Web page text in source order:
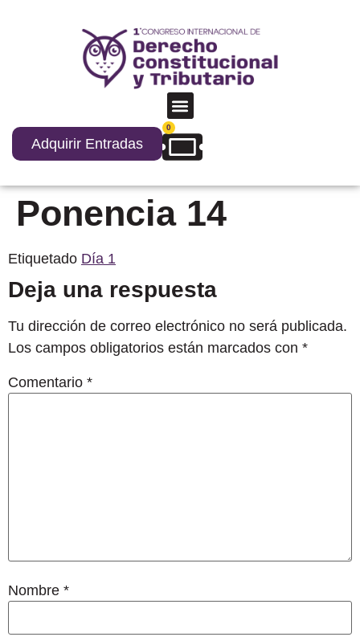
Adquirir Entradas
0
Ponencia 14
Etiquetado Día 1
Deja una respuesta
Tu dirección de correo electrónico no será publicada.
Los campos obligatorios están marcados con *
Comentario *
Nombre *